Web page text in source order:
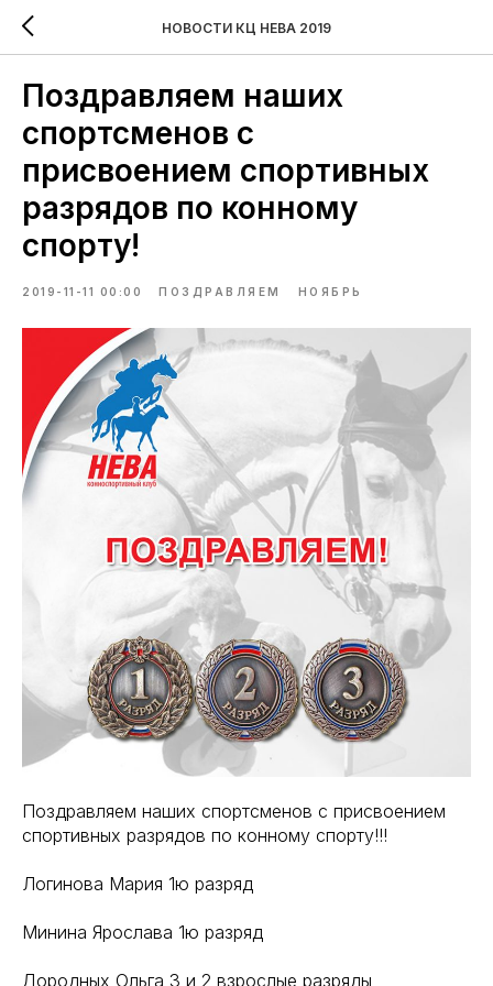
НОВОСТИ КЦ НЕВА 2019
Поздравляем наших
спортсменов с
присвоением спортивных
разрядов по конному
спорту!
2019-11-11 00:00 ПОЗДРАВЛЯЕМ НОЯБРЬ
Поздравляем наших спортсменов с присвоением
спортивных разрядов по конному спорту!!!
Логинова Мария 1ю разряд
Минина Ярослава 1ю разряд
Дородных Ольга 3 и 2 взрослые разряды